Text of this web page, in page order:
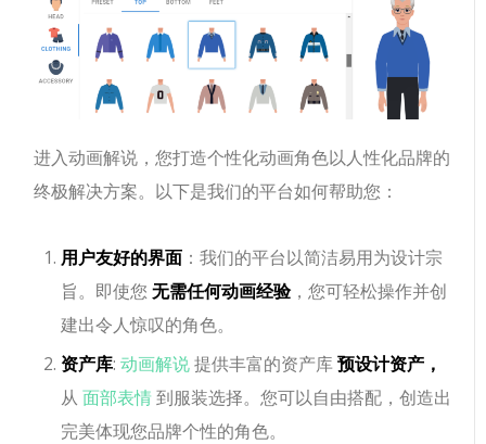
进入动画解说，您打造个性化动画角色以人性化品牌的
终极解决方案。以下是我们的平台如何帮助您：
用户友好的界面 ：我们的平台以简洁易用为设计宗
旨。即使您 无需任何动画经验，您可轻松操作并创
建出令人惊叹的角色。
资产库:动画解说提供丰富的资产库预设计资产，
从 面部表情到服装选择。您可以自由搭配，创造出
完美体现您品牌个性的角色。